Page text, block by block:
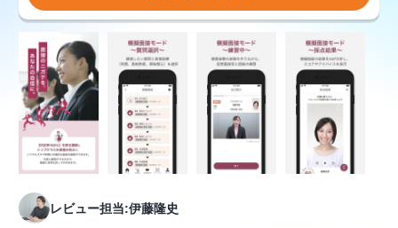
レビュー担当:伊藤隆史